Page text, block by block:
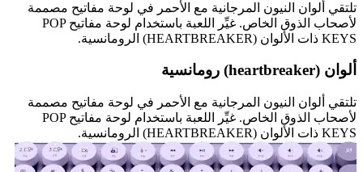
تلتقي ألوان النيون المرجانية مع الأحمر في لوحة مفاتيح مصممة
لأصحاب الذوق الخاص. غيِّر اللعبة باستخدام لوحة مفاتيح POP
KEYS ذات الألوان (HEARTBREAKER) الرومانسية.
ألوان (heartbreaker) رومانسية
تلتقي ألوان النيون المرجانية مع الأحمر في لوحة مفاتيح مصممة
لأصحاب الذوق الخاص. غيِّر اللعبة باستخدام لوحة مفاتيح POP
KEYS ذات الألوان (HEARTBREAKER) الرومانسية.